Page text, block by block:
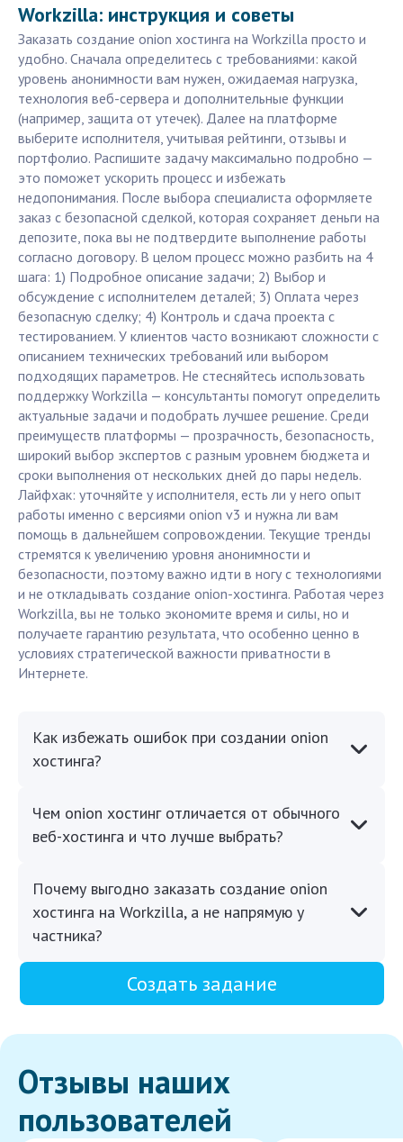
Workzilla: инструкция и советы
Заказать создание onion хостинга на Workzilla просто и
удобно. Сначала определитесь с требованиями: какой
уровень анонимности вам нужен, ожидаемая нагрузка,
технология веб-сервера и дополнительные функции
(например, защита от утечек). Далее на платформе
выберите исполнителя, учитывая рейтинги, отзывы и
портфолио. Распишите задачу максимально подробно —
это поможет ускорить процесс и избежать
недопонимания. После выбора специалиста оформляете
заказ с безопасной сделкой, которая сохраняет деньги на
депозите, пока вы не подтвердите выполнение работы
согласно договору. В целом процесс можно разбить на 4
шага: 1) Подробное описание задачи; 2) Выбор и
обсуждение с исполнителем деталей; 3) Оплата через
безопасную сделку; 4) Контроль и сдача проекта с
тестированием. У клиентов часто возникают сложности с
описанием технических требований или выбором
подходящих параметров. Не стесняйтесь использовать
поддержку Workzilla — консультанты помогут определить
актуальные задачи и подобрать лучшее решение. Среди
преимуществ платформы — прозрачность, безопасность,
широкий выбор экспертов с разным уровнем бюджета и
сроки выполнения от нескольких дней до пары недель.
Лайфхак: уточняйте у исполнителя, есть ли у него опыт
работы именно с версиями onion v3 и нужна ли вам
помощь в дальнейшем сопровождении. Текущие тренды
стремятся к увеличению уровня анонимности и
безопасности, поэтому важно идти в ногу с технологиями
и не откладывать создание onion-хостинга. Работая через
Workzilla, вы не только экономите время и силы, но и
получаете гарантию результата, что особенно ценно в
условиях стратегической важности приватности в
Интернете.
Как избежать ошибок при создании onion
хостинга?
Чем onion хостинг отличается от обычного
веб-хостинга и что лучше выбрать?
Почему выгодно заказать создание onion
хостинга на Workzilla, а не напрямую у
частника?
Создать задание
Отзывы наших
пользователей